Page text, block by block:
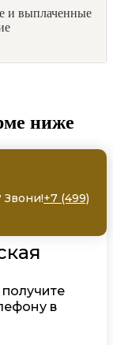
и выплаченные
ниже